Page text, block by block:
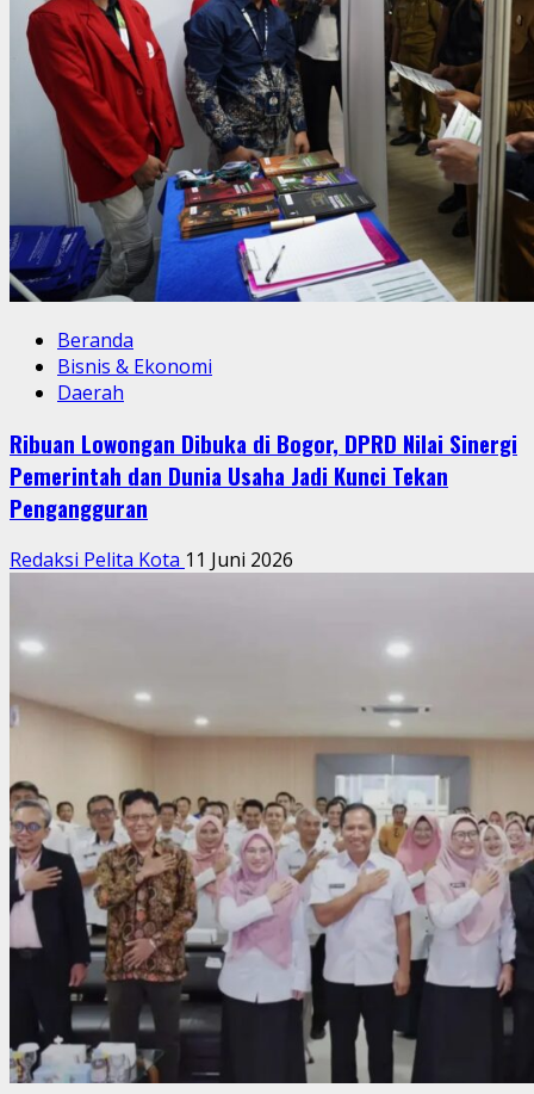
Beranda
Bisnis & Ekonomi
Daerah
Ribuan Lowongan Dibuka di Bogor, DPRD Nilai Sinergi
Pemerintah dan Dunia Usaha Jadi Kunci Tekan
Pengangguran
Redaksi Pelita Kota 11 Juni 2026